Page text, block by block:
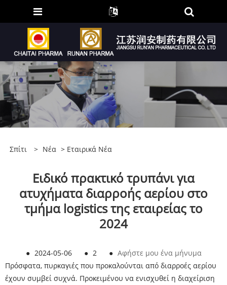
Σπίτι > Νέα > Εταιρικά Νέα
Ειδικό πρακτικό τρυπάνι για
ατυχήματα διαρροής αερίου στο
τμήμα logistics της εταιρείας το
2024
● 2024-05-06 ● 2 ● Αφήστε μου ένα μήνυμα
Πρόσφατα, πυρκαγιές που προκαλούνται από διαρροές αερίου
έχουν συμβεί συχνά. Προκειμένου να ενισχυθεί η διαχείριση